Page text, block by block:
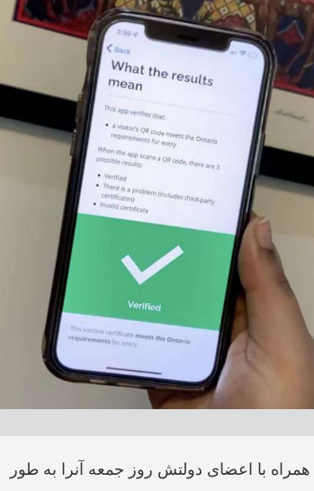
با اعضای دولتش روز جمعه آنرا به طور